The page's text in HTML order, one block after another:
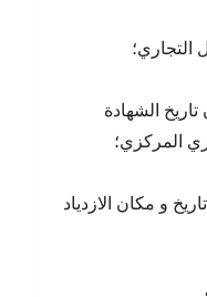
الشهادة
المركزي؛
و مكان الازدياد